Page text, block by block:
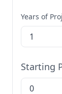
Years of
Starting